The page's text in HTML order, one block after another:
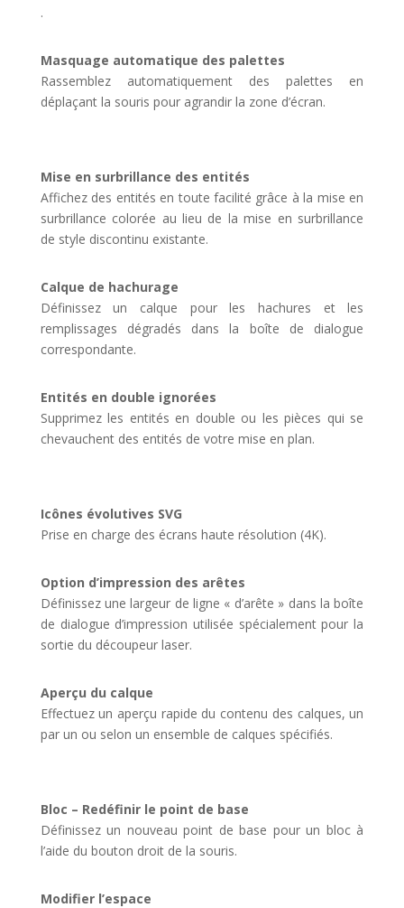
.
Masquage automatique des palettes
Rassemblez automatiquement des palettes en
déplaçant la souris pour agrandir la zone d’écran.
Mise en surbrillance des entités
Affichez des entités en toute facilité grâce à la mise en
surbrillance colorée au lieu de la mise en surbrillance
de style discontinu existante.
Calque de hachurage
Définissez un calque pour les hachures et les
remplissages dégradés dans la boîte de dialogue
correspondante.
Entités en double ignorées
Supprimez les entités en double ou les pièces qui se
chevauchent des entités de votre mise en plan.
Icônes évolutives SVG
Prise en charge des écrans haute résolution (4K).
Option d’impression des arêtes
Définissez une largeur de ligne « d’arête » dans la boîte
de dialogue d’impression utilisée spécialement pour la
sortie du découpeur laser.
Aperçu du calque
Effectuez un aperçu rapide du contenu des calques, un
par un ou selon un ensemble de calques spécifiés.
Bloc – Redéfinir le point de base
Définissez un nouveau point de base pour un bloc à
l’aide du bouton droit de la souris.
Modifier l’espace